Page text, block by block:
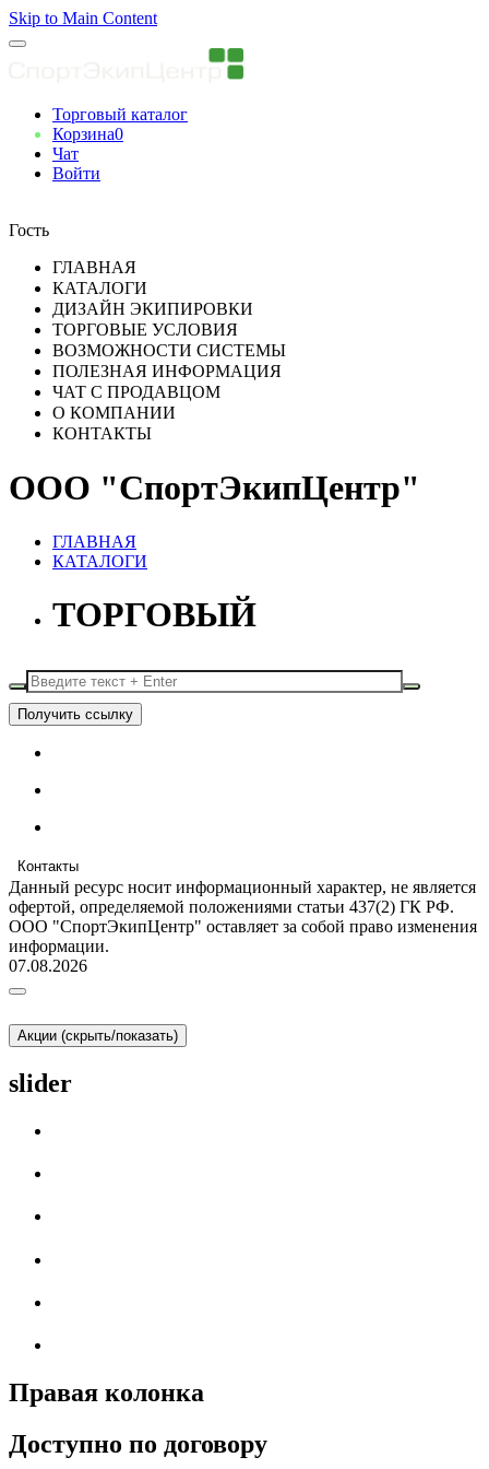
Skip to Main Content
Торговый каталог
Корзина0
Чат
Войти
Гость
ГЛАВНАЯ
КАТАЛОГИ
ДИЗАЙН ЭКИПИРОВКИ
ТОРГОВЫЕ УСЛОВИЯ
ВОЗМОЖНОСТИ СИСТЕМЫ
ПОЛЕЗНАЯ ИНФОРМАЦИЯ
ЧАТ С ПРОДАВЦОМ
О КОМПАНИИ
КОНТАКТЫ
ООО "СпортЭкипЦентр"
ГЛАВНАЯ
КАТАЛОГИ
ТОРГОВЫЙ
Получить ссылку
Контакты
Данный ресурс носит информационный характер, не является
офертой, определяемой положениями статьи 437(2) ГК РФ.
ООО "СпортЭкипЦентр" оставляет за собой право изменения
информации.
07.08.2026
Акции (скрыть/показать)
slider
Правая колонка
Доступно по договору